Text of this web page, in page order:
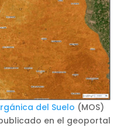
del Suelo (MOS)
en el geoportal